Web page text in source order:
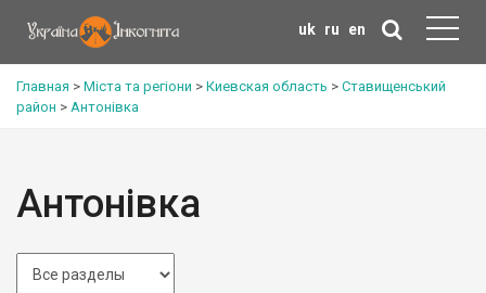
uk ru en
Главная > Міста та регіони > Киевская область > Ставищенський
район > Антонівка
Антонівка